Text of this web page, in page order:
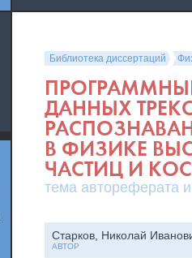
Библиотека диссертаций
ДАННЫХ
В ФИЗИКЕ
ЧАСТИЦ И
тема автореферата
Старков, Николай
АВТОР